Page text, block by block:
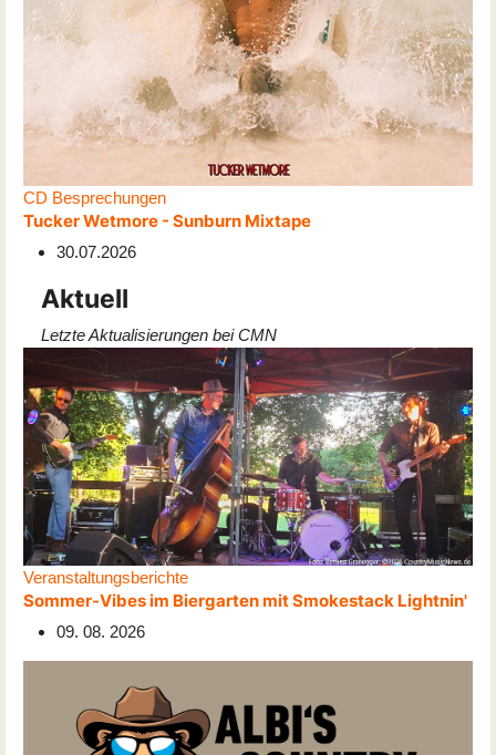
CD Besprechungen
Tucker Wetmore - Sunburn Mixtape
30.07.2026
Aktuell
Letzte Aktualisierungen bei CMN
Veranstaltungsberichte
Sommer-Vibes im Biergarten mit Smokestack Lightnin'
09. 08. 2026